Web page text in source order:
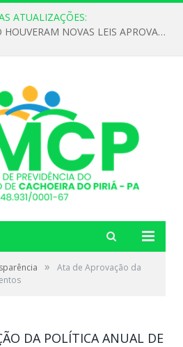
ATUALIZAÇÕES:
DECLARAMOS QUE NÃO HOUVERAM NOVAS LEIS APROVADAS ATÉ O MOMENTO PARA O INSTITUTO DE PREVIDÊNCIA NO ANO DE 2026
»
Ata de Aprovação da
DA POLÍTICA ANUAL DE